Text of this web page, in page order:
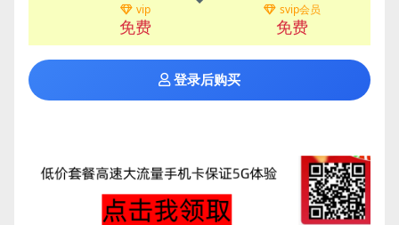
vip
免费
svip会员
免费
登录后购买